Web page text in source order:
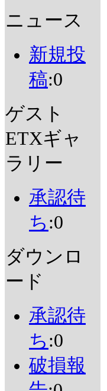
ニュース
新規投
稿:0
ゲスト
ETXギャ
ラリー
承認待
ち :0
ダウンロ
ード
承認待
ち :0
破損報